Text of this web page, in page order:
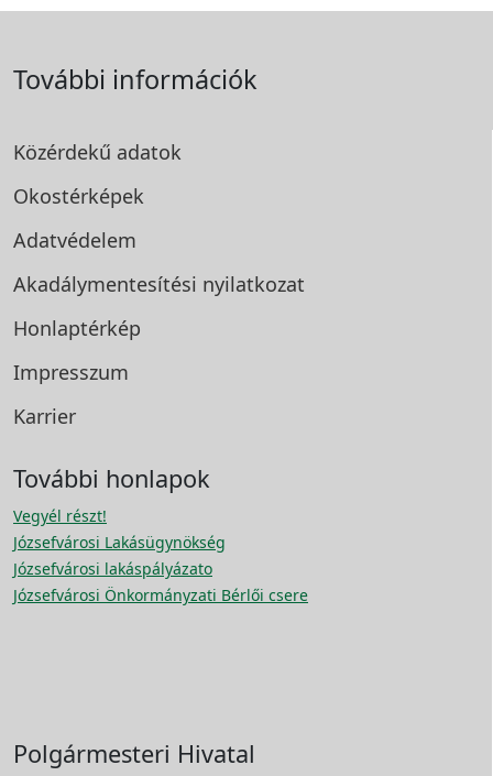
További információk
Közérdekű adatok
Okostérképek
Adatvédelem
Akadálymentesítési nyilatkozat
Honlaptérkép
Impresszum
Karrier
További honlapok
Vegyél részt!
Józsefvárosi Lakásügynökség
Józsefvárosi lakáspályázato
Józsefvárosi Önkormányzati Bérlői csere
Polgármesteri Hivatal